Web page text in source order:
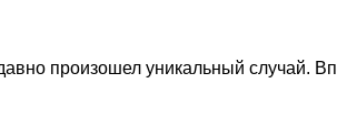
произошел уникальный случай.